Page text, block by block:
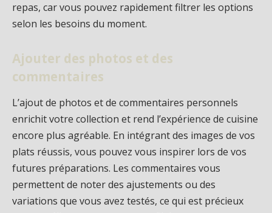
repas, car vous pouvez rapidement filtrer les options
selon les besoins du moment.
Ajouter des photos et des
commentaires
L’ajout de photos et de commentaires personnels
enrichit votre collection et rend l’expérience de cuisine
encore plus agréable. En intégrant des images de vos
plats réussis, vous pouvez vous inspirer lors de vos
futures préparations. Les commentaires vous
permettent de noter des ajustements ou des
variations que vous avez testés, ce qui est précieux